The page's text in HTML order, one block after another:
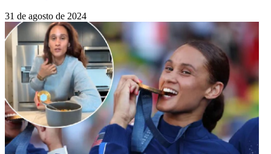
31 de agosto de 2024